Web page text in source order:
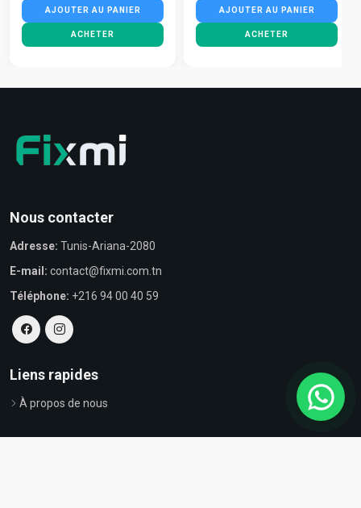
AJOUTER AU PANIER
ACHETER
AJOUTER AU PANIER
ACHETER
Nous contacter
Adresse: Tunis-Ariana-2080
E-mail: contact@fixmi.com.tn
Téléphone: +216 94 00 40 59
Liens rapides
À propos de nous